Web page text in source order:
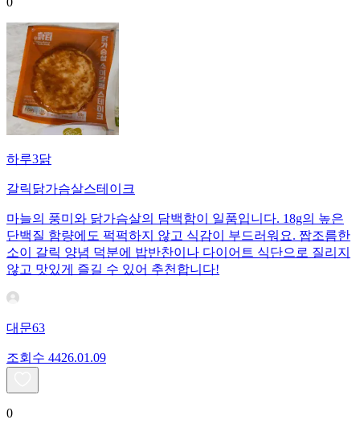
하루3닭
갈릭닭가슴살스테이크
마늘의 풍미와 닭가슴살의 담백함이 일품입니다. 18g의 높은
단백질 함량에도 퍽퍽하지 않고 식감이 부드러워요. 짭조름한
소이 갈릭 양념 덕분에 밥반찬이나 다이어트 식단으로 질리지
않고 맛있게 즐길 수 있어 추천합니다!
대문63
조회수 4426.01.09
0